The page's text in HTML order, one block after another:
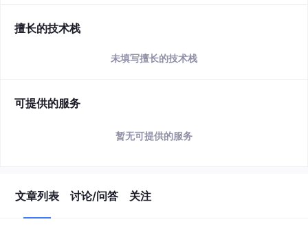
擅长的技术栈
未填写擅长的技术栈
可提供的服务
暂无可提供的服务
文章列表 讨论/问答 关注